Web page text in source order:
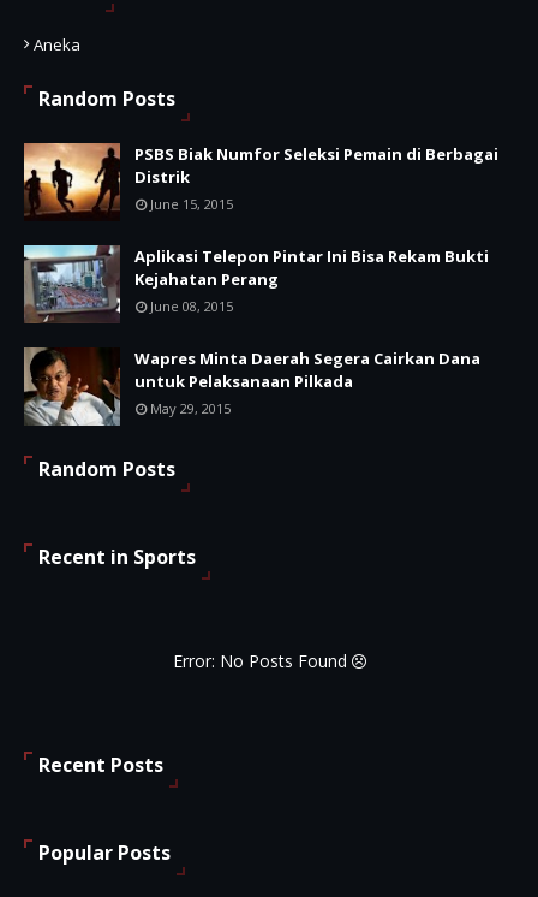
Aneka
Random Posts
PSBS Biak Numfor Seleksi Pemain di Berbagai
Distrik
June 15, 2015
Aplikasi Telepon Pintar Ini Bisa Rekam Bukti
Kejahatan Perang
June 08, 2015
Wapres Minta Daerah Segera Cairkan Dana
untuk Pelaksanaan Pilkada
May 29, 2015
Random Posts
Recent in Sports
Error: No Posts Found
Recent Posts
Popular Posts